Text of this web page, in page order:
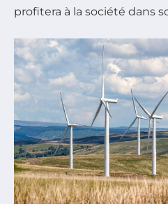
profitera à la société dans